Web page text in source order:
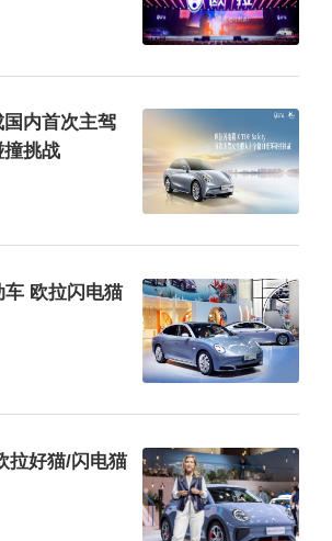
内首次主驾
挑战
车 欧拉闪电猫
拉好猫/闪电猫